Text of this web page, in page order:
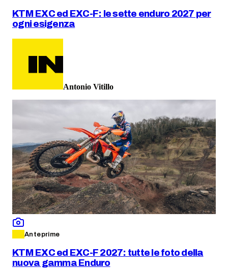
KTM EXC ed EXC-F: le sette enduro 2027 per
ogni esigenza
Antonio Vitillo
Anteprime
KTM EXC ed EXC-F 2027: tutte le foto della
nuova gamma Enduro